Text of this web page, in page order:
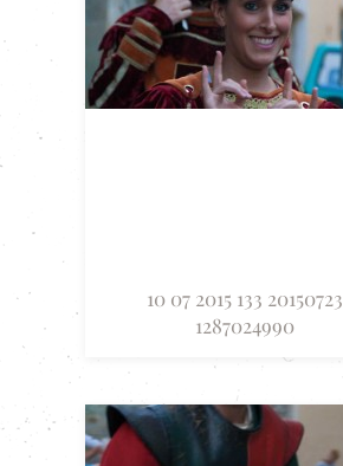
10 07 2015 133 20150723
1287024990